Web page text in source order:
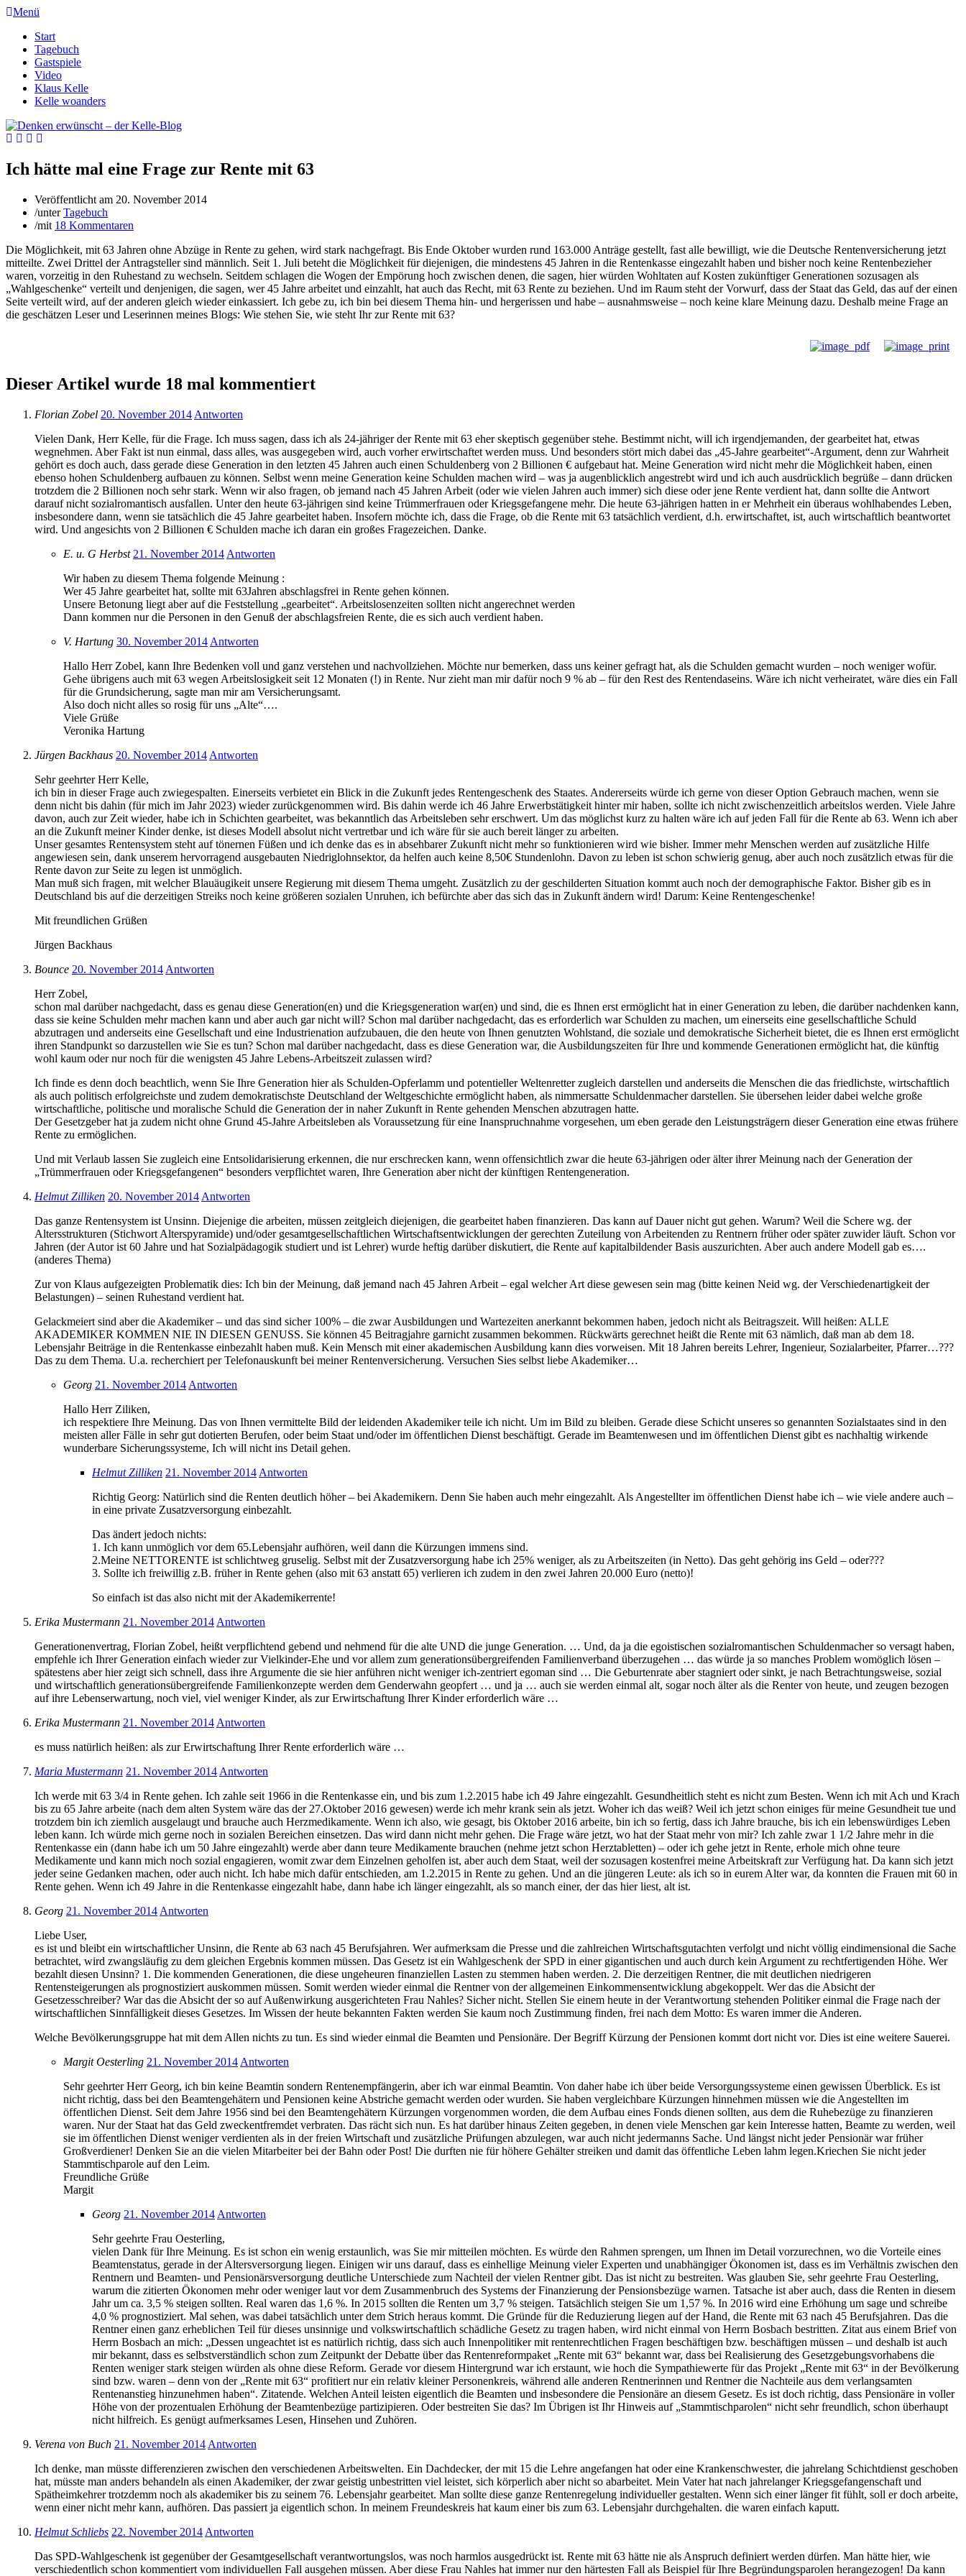
Menü
Start
Tagebuch
Gastspiele
Video
Klaus Kelle
Kelle woanders
Ich hätte mal eine Frage zur Rente mit 63
Veröffentlicht am 20. November 2014
/unterTagebuch
/mit 18 Kommentaren
Die Möglichkeit, mit 63 Jahren ohne Abzüge in Rente zu gehen, wird stark nachgefragt. Bis Ende Oktober wurden rund 163.000 Anträge gestellt, fast alle bewilligt, wie die Deutsche Rentenversicherung jetzt
mitteilte. Zwei Drittel der Antragsteller sind männlich. Seit 1. Juli beteht die Möglichkeit für diejenigen, die mindestens 45 Jahren in die Rentenkasse eingezahlt haben und bisher noch keine Rentenbezieher
waren, vorzeitig in den Ruhestand zu wechseln. Seitdem schlagen die Wogen der Empörung hoch zwischen denen, die sagen, hier würden Wohltaten auf Kosten zukünftiger Generationen sozusagen als
„Wahlgeschenke“ verteilt und denjenigen, die sagen, wer 45 Jahre arbeitet und einzahlt, hat auch das Recht, mit 63 Rente zu beziehen. Und im Raum steht der Vorwurf, dass der Staat das Geld, das auf der einen
Seite verteilt wird, auf der anderen gleich wieder einkassiert. Ich gebe zu, ich bin bei diesem Thema hin- und hergerissen und habe – ausnahmsweise – noch keine klare Meinung dazu. Deshalb meine Frage an
die geschätzen Leser und Leserinnen meines Blogs: Wie stehen Sie, wie steht Ihr zur Rente mit 63?
Dieser Artikel wurde 18 mal kommentiert
Florian Zobel 20. November 2014 Antworten
Vielen Dank, Herr Kelle, für die Frage. Ich muss sagen, dass ich als 24-jähriger der Rente mit 63 eher skeptisch gegenüber stehe. Bestimmt nicht, will ich irgendjemanden, der gearbeitet hat, etwas
wegnehmen. Aber Fakt ist nun einmal, dass alles, was ausgegeben wird, auch vorher erwirtschaftet werden muss. Und besonders stört mich dabei das „45-Jahre gearbeitet“-Argument, denn zur Wahrheit
gehört es doch auch, dass gerade diese Generation in den letzten 45 Jahren auch einen Schuldenberg von 2 Billionen € aufgebaut hat. Meine Generation wird nicht mehr die Möglichkeit haben, einen
ebenso hohen Schuldenberg aufbauen zu können. Selbst wenn meine Generation keine Schulden machen wird – was ja augenblicklich angestrebt wird und ich auch ausdrücklich begrüße – dann drücken
trotzdem die 2 Billionen noch sehr stark. Wenn wir also fragen, ob jemand nach 45 Jahren Arbeit (oder wie vielen Jahren auch immer) sich diese oder jene Rente verdient hat, dann sollte die Antwort
darauf nicht sozialromantisch ausfallen. Unter den heute 63-jährigen sind keine Trümmerfrauen oder Kriegsgefangene mehr. Die heute 63-jährigen hatten in er Mehrheit ein überaus wohlhabendes Leben,
insbesondere dann, wenn sie tatsächlich die 45 Jahre gearbeitet haben. Insofern möchte ich, dass die Frage, ob die Rente mit 63 tatsächlich verdient, d.h. erwirtschaftet, ist, auch wirtschaftlich beantwortet
wird. Und angesichts von 2 Billionen € Schulden mache ich daran ein großes Fragezeichen. Danke.
E. u. G Herbst 21. November 2014 Antworten
Wir haben zu diesem Thema folgende Meinung :
Wer 45 Jahre gearbeitet hat, sollte mit 63Jahren abschlagsfrei in Rente gehen können.
Unsere Betonung liegt aber auf die Feststellung „gearbeitet“. Arbeitslosenzeiten sollten nicht angerechnet werden
Dann kommen nur die Personen in den Genuß der abschlagsfreien Rente, die es sich auch verdient haben.
V. Hartung 30. November 2014 Antworten
Hallo Herr Zobel, kann Ihre Bedenken voll und ganz verstehen und nachvollziehen. Möchte nur bemerken, dass uns keiner gefragt hat, als die Schulden gemacht wurden – noch weniger wofür.
Gehe übrigens auch mit 63 wegen Arbeitslosigkeit seit 12 Monaten (!) in Rente. Nur zieht man mir dafür noch 9 % ab – für den Rest des Rentendaseins. Wäre ich nicht verheiratet, wäre dies ein Fall
für die Grundsicherung, sagte man mir am Versicherungsamt.
Also doch nicht alles so rosig für uns „Alte“….
Viele Grüße
Veronika Hartung
Jürgen Backhaus 20. November 2014 Antworten
Sehr geehrter Herr Kelle,
ich bin in dieser Frage auch zwiegespalten. Einerseits verbietet ein Blick in die Zukunft jedes Rentengeschenk des Staates. Andererseits würde ich gerne von dieser Option Gebrauch machen, wenn sie
denn nicht bis dahin (für mich im Jahr 2023) wieder zurückgenommen wird. Bis dahin werde ich 46 Jahre Erwerbstätigkeit hinter mir haben, sollte ich nicht zwischenzeitlich arbeitslos werden. Viele Jahre
davon, auch zur Zeit wieder, habe ich in Schichten gearbeitet, was bekanntlich das Arbeitsleben sehr erschwert. Um das möglichst kurz zu halten wäre ich auf jeden Fall für die Rente ab 63. Wenn ich aber
an die Zukunft meiner Kinder denke, ist dieses Modell absolut nicht vertretbar und ich wäre für sie auch bereit länger zu arbeiten.
Unser gesamtes Rentensystem steht auf tönernen Füßen und ich denke das es in absehbarer Zukunft nicht mehr so funktionieren wird wie bisher. Immer mehr Menschen werden auf zusätzliche Hilfe
angewiesen sein, dank unserem hervorragend ausgebauten Niedriglohnsektor, da helfen auch keine 8,50€ Stundenlohn. Davon zu leben ist schon schwierig genug, aber auch noch zusätzlich etwas für die
Rente davon zur Seite zu legen ist unmöglich.
Man muß sich fragen, mit welcher Blauäugikeit unsere Regierung mit diesem Thema umgeht. Zusätzlich zu der geschilderten Situation kommt auch noch der demographische Faktor. Bisher gib es in
Deutschland bis auf die derzeitigen Streiks noch keine größeren sozialen Unruhen, ich befürchte aber das sich das in Zukunft ändern wird! Darum: Keine Rentengeschenke!
Mit freundlichen Grüßen
Jürgen Backhaus
Bounce 20. November 2014 Antworten
Herr Zobel,
schon mal darüber nachgedacht, dass es genau diese Generation(en) und die Kriegsgeneration war(en) und sind, die es Ihnen erst ermöglicht hat in einer Generation zu leben, die darüber nachdenken kann,
dass sie keine Schulden mehr machen kann und aber auch gar nicht will? Schon mal darüber nachgedacht, das es erforderlich war Schulden zu machen, um einerseits eine gesellschaftliche Schuld
abzutragen und anderseits eine Gesellschaft und eine Industrienation aufzubauen, die den heute von Ihnen genutzten Wohlstand, die soziale und demokratische Sicherheit bietet, die es Ihnen erst ermöglicht
ihren Standpunkt so darzustellen wie Sie es tun? Schon mal darüber nachgedacht, dass es diese Generation war, die Ausbildungszeiten für Ihre und kommende Generationen ermöglicht hat, die künftig
wohl kaum oder nur noch für die wenigsten 45 Jahre Lebens-Arbeitszeit zulassen wird?
Ich finde es denn doch beachtlich, wenn Sie Ihre Generation hier als Schulden-Opferlamm und potentieller Weltenretter zugleich darstellen und anderseits die Menschen die das friedlichste, wirtschaftlich
als auch politisch erfolgreichste und zudem demokratischste Deutschland der Weltgeschichte ermöglicht haben, als nimmersatte Schuldenmacher darstellen. Sie übersehen leider dabei welche große
wirtschaftliche, politische und moralische Schuld die Generation der in naher Zukunft in Rente gehenden Menschen abzutragen hatte.
Der Gesetzgeber hat ja zudem nicht ohne Grund 45-Jahre Arbeitsleben als Voraussetzung für eine Inanspruchnahme vorgesehen, um eben gerade den Leistungsträgern dieser Generation eine etwas frühere
Rente zu ermöglichen.
Und mit Verlaub lassen Sie zugleich eine Entsolidarisierung erkennen, die nur erschrecken kann, wenn offensichtlich zwar die heute 63-jährigen oder älter ihrer Meinung nach der Generation der
„Trümmerfrauen oder Kriegsgefangenen“ besonders verpflichtet waren, Ihre Generation aber nicht der künftigen Rentengeneration.
Helmut Zilliken 20. November 2014 Antworten
Das ganze Rentensystem ist Unsinn. Diejenige die arbeiten, müssen zeitgleich diejenigen, die gearbeitet haben finanzieren. Das kann auf Dauer nicht gut gehen. Warum? Weil die Schere wg. der
Altersstrukturen (Stichwort Alterspyramide) und/oder gesamtgesellschaftlichen Wirtschaftsentwicklungen der gerechten Zuteilung von Arbeitenden zu Rentnern früher oder später zuwider läuft. Schon vor
Jahren (der Autor ist 60 Jahre und hat Sozialpädagogik studiert und ist Lehrer) wurde heftig darüber diskutiert, die Rente auf kapitalbildender Basis auszurichten. Aber auch andere Modell gab es….
(anderes Thema)
Zur von Klaus aufgezeigten Problematik dies: Ich bin der Meinung, daß jemand nach 45 Jahren Arbeit – egal welcher Art diese gewesen sein mag (bitte keinen Neid wg. der Verschiedenartigkeit der
Belastungen) – seinen Ruhestand verdient hat.
Gelackmeiert sind aber die Akademiker – und das sind sicher 100% – die zwar Ausbildungen und Wartezeiten anerkannt bekommen haben, jedoch nicht als Beitragszeit. Will heißen: ALLE
AKADEMIKER KOMMEN NIE IN DIESEN GENUSS. Sie können 45 Beitragjahre garnicht zusammen bekommen. Rückwärts gerechnet heißt die Rente mit 63 nämlich, daß man ab dem 18.
Lebensjahr Beiträge in die Rentenkasse einbezahlt haben muß. Kein Mensch mit einer akademischen Ausbildung kann dies vorweisen. Mit 18 Jahren bereits Lehrer, Ingenieur, Sozialarbeiter, Pfarrer…???
Das zu dem Thema. U.a. recherchiert per Telefonauskunft bei meiner Rentenversicherung. Versuchen Sies selbst liebe Akademiker…
Georg 21. November 2014 Antworten
Hallo Herr Ziliken,
ich respektiere Ihre Meinung. Das von Ihnen vermittelte Bild der leidenden Akademiker teile ich nicht. Um im Bild zu bleiben. Gerade diese Schicht unseres so genannten Sozialstaates sind in den
meisten aller Fälle in sehr gut dotierten Berufen, oder beim Staat und/oder im öffentlichen Dienst beschäftigt. Gerade im Beamtenwesen und im öffentlichen Dienst gibt es nachhaltig wirkende
wunderbare Sicherungssysteme, Ich will nicht ins Detail gehen.
Helmut Zilliken 21. November 2014 Antworten
Richtig Georg: Natürlich sind die Renten deutlich höher – bei Akademikern. Denn Sie haben auch mehr eingezahlt. Als Angestellter im öffentlichen Dienst habe ich – wie viele andere auch –
in eine private Zusatzversorgung einbezahlt.
Das ändert jedoch nichts:
1. Ich kann unmöglich vor dem 65.Lebensjahr aufhören, weil dann die Kürzungen immens sind.
2.Meine NETTORENTE ist schlichtweg gruselig. Selbst mit der Zusatzversorgung habe ich 25% weniger, als zu Arbeitszeiten (in Netto). Das geht gehörig ins Geld – oder???
3. Sollte ich freiwillig z.B. früher in Rente gehen (also mit 63 anstatt 65) verlieren ich zudem in den zwei Jahren 20.000 Euro (netto)!
So einfach ist das also nicht mit der Akademikerrente!
Erika Mustermann 21. November 2014 Antworten
Generationenvertrag, Florian Zobel, heißt verpflichtend gebend und nehmend für die alte UND die junge Generation. … Und, da ja die egoistischen sozialromantischen Schuldenmacher so versagt haben,
empfehle ich Ihrer Generation einfach wieder zur Vielkinder-Ehe und vor allem zum generationsübergreifenden Familienverband überzugehen … das würde ja so manches Problem womöglich lösen –
spätestens aber hier zeigt sich schnell, dass ihre Argumente die sie hier anführen nicht weniger ich-zentriert egoman sind … Die Geburtenrate aber stagniert oder sinkt, je nach Betrachtungsweise, sozial
und wirtschaftlich generationsübergreifende Familienkonzepte werden dem Genderwahn geopfert … und ja … auch sie werden einmal alt, sogar noch älter als die Renter von heute, und zeugen bezogen
auf ihre Lebenserwartung, noch viel, viel weniger Kinder, als zur Erwirtschaftung Ihrer Kinder erforderlich wäre …
Erika Mustermann 21. November 2014 Antworten
es muss natürlich heißen: als zur Erwirtschaftung Ihrer Rente erforderlich wäre …
Maria Mustermann 21. November 2014 Antworten
Ich werde mit 63 3/4 in Rente gehen. Ich zahle seit 1966 in die Rentenkasse ein, und bis zum 1.2.2015 habe ich 49 Jahre eingezahlt. Gesundheitlich steht es nicht zum Besten. Wenn ich mit Ach und Krach
bis zu 65 Jahre arbeite (nach dem alten System wäre das der 27.Oktober 2016 gewesen) werde ich mehr krank sein als jetzt. Woher ich das weiß? Weil ich jetzt schon einiges für meine Gesundheit tue und
trotzdem bin ich ziemlich ausgelaugt und brauche auch Herzmedikamente. Wenn ich also, wie gesagt, bis Oktober 2016 arbeite, bin ich so fertig, dass ich Jahre brauche, bis ich ein lebenswürdiges Leben
leben kann. Ich würde mich gerne noch in sozialen Bereichen einsetzen. Das wird dann nicht mehr gehen. Die Frage wäre jetzt, wo hat der Staat mehr von mir? Ich zahle zwar 1 1/2 Jahre mehr in die
Rentenkasse ein (dann habe ich um 50 Jahre eingezahlt) werde aber dann teure Medikamente brauchen (nehme jetzt schon Herztabletten) – oder ich gehe jetzt in Rente, erhole mich ohne teure
Medikamente und kann mich noch sozial engagieren, womit zwar dem Einzelnen geholfen ist, aber auch dem Staat, weil der sozusagen kostenfrei meine Arbeitskraft zur Verfügung hat. Da kann sich jetzt
jeder seine Gedanken machen, oder auch nicht. Ich habe mich dafür entschieden, am 1.2.2015 in Rente zu gehen. Und an die jüngeren Leute: als ich so in eurem Alter war, da konnten die Frauen mit 60 in
Rente gehen. Wenn ich 49 Jahre in die Rentenkasse eingezahlt habe, dann habe ich länger eingezahlt, als so manch einer, der das hier liest, alt ist.
Georg 21. November 2014 Antworten
Liebe User,
es ist und bleibt ein wirtschaftlicher Unsinn, die Rente ab 63 nach 45 Berufsjahren. Wer aufmerksam die Presse und die zahlreichen Wirtschaftsgutachten verfolgt und nicht völlig eindimensional die Sache
betrachtet, wird zwangsläufig zu dem gleichen Ergebnis kommen müssen. Das Gesetz ist ein Wahlgeschenk der SPD in einer gigantischen und auch durch kein Argument zu rechtfertigenden Höhe. Wer
bezahlt diesen Unsinn? 1. Die kommenden Generationen, die diese ungeheuren finanziellen Lasten zu stemmen haben werden. 2. Die derzeitigen Rentner, die mit deutlichen niedrigeren
Rentensteigerungen als prognostiziert auskommen müssen. Somit werden wieder einmal die Rentner von der allgemeinen Einkommensentwicklung abgekoppelt. Wer das die Absicht der
Gesetzesschreiber? War das die Absicht der so auf Außenwirkung ausgerichteten Frau Nahles? Sicher nicht. Stellen Sie einem heute in der Verantwortung stehenden Politiker einmal die Frage nach der
wirtschaftlichen Sinnfälligkeit dieses Gesetzes. Im Wissen der heute bekannten Fakten werden Sie kaum noch Zustimmung finden, frei nach dem Motto: Es waren immer die Anderen.
Welche Bevölkerungsgruppe hat mit dem Allen nichts zu tun. Es sind wieder einmal die Beamten und Pensionäre. Der Begriff Kürzung der Pensionen kommt dort nicht vor. Dies ist eine weitere Sauerei.
Margit Oesterling 21. November 2014 Antworten
Sehr geehrter Herr Georg, ich bin keine Beamtin sondern Rentenempfängerin, aber ich war einmal Beamtin. Von daher habe ich über beide Versorgungssysteme einen gewissen Überblick. Es ist
nicht richtig, dass bei den Beamtengehätern und Pensionen keine Abstriche gemacht werden oder wurden. Sie haben vergleichbare Kürzungen hinnehmen müssen wie die Angestellten im
öffentlichen Dienst. Seit dem Jahre 1956 sind bei den Beamtengehätern Kürzungen vorgenommen worden, die dem Aufbau eines Fonds dienen sollten, aus dem die Ruhebezüge zu finanzieren
waren. Nur der Staat hat das Geld zweckentfremdet verbraten. Das rächt sich nun. Es hat darüber hinaus Zeiten gegeben, in denen viele Menschen gar kein Interesse hatten, Beamte zu werden, weil
sie im öffentlichen Dienst weniger verdienten als in der freien Wirtschaft und zusätzliche Prüfungen abzulegen, war auch nicht jedermanns Sache. Und längst nicht jeder Pensionär war früher
Großverdiener! Denken Sie an die vielen Mitarbeiter bei der Bahn oder Post! Die durften nie für höhere Gehälter streiken und damit das öffentliche Leben lahm legen.Kriechen Sie nicht jeder
Stammtischparole auf den Leim.
Freundliche Grüße
Margit
Georg 21. November 2014 Antworten
Sehr geehrte Frau Oesterling,
vielen Dank für Ihre Meinung. Es ist schon ein wenig erstaunlich, was Sie mir mitteilen möchten. Es würde den Rahmen sprengen, um Ihnen im Detail vorzurechnen, wo die Vorteile eines
Beamtenstatus, gerade in der Altersversorgung liegen. Einigen wir uns darauf, dass es einhellige Meinung vieler Experten und unabhängiger Ökonomen ist, dass es im Verhältnis zwischen den
Rentnern und Beamten- und Pensionärsversorgung deutliche Unterschiede zum Nachteil der vielen Rentner gibt. Das ist nicht zu bestreiten. Was glauben Sie, sehr geehrte Frau Oesterling,
warum die zitierten Ökonomen mehr oder weniger laut vor dem Zusammenbruch des Systems der Finanzierung der Pensionsbezüge warnen. Tatsache ist aber auch, dass die Renten in diesem
Jahr um ca. 3,5 % steigen sollten. Real waren das 1,6 %. In 2015 sollten die Renten um 3,7 % steigen. Tatsächlich steigen Sie um 1,57 %. In 2016 wird eine Erhöhung um sage und schreibe
4,0 % prognostiziert. Mal sehen, was dabei tatsächlich unter dem Strich heraus kommt. Die Gründe für die Reduzierung liegen auf der Hand, die Rente mit 63 nach 45 Berufsjahren. Das die
Rentner einen ganz erheblichen Teil für dieses unsinnige und volkswirtschaftlich schädliche Gesetz zu tragen haben, wird nicht einmal von Herrn Bosbach bestritten. Zitat aus einem Brief von
Herrn Bosbach an mich: „Dessen ungeachtet ist es natürlich richtig, dass sich auch Innenpolitiker mit rentenrechtlichen Fragen beschäftigen bzw. beschäftigen müssen – und deshalb ist auch
mir bekannt, dass es selbstverständlich schon zum Zeitpunkt der Debatte über das Rentenreformpaket „Rente mit 63“ bekannt war, dass bei Realisierung des Gesetzgebungsvorhabens die
Renten weniger stark steigen würden als ohne diese Reform. Gerade vor diesem Hintergrund war ich erstaunt, wie hoch die Sympathiewerte für das Projekt „Rente mit 63“ in der Bevölkerung
sind bzw. waren – denn von der „Rente mit 63“ profitiert nur ein relativ kleiner Personenkreis, während alle anderen Rentnerinnen und Rentner die Nachteile aus dem verlangsamten
Rentenanstieg hinzunehmen haben“. Zitatende. Welchen Anteil leisten eigentlich die Beamten und insbesondere die Pensionäre an diesem Gesetz. Es ist doch richtig, dass Pensionäre in voller
Höhe von der prozentualen Erhöhung der Beamtenbezüge partizipieren. Oder bestreiten Sie das? Im Übrigen ist Ihr Hinweis auf „Stammtischparolen“ nicht sehr freundlich, schon überhaupt
nicht hilfreich. Es genügt aufmerksames Lesen, Hinsehen und Zuhören.
Verena von Buch 21. November 2014 Antworten
Ich denke, man müsste differenzieren zwischen den verschiedenen Arbeitswelten. Ein Dachdecker, der mit 15 die Lehre angefangen hat oder eine Krankenschwester, die jahrelang Schichtdienst geschoben
hat, müsste man anders behandeln als einen Akademiker, der zwar geistig unbestritten viel leistet, sich körperlich aber nicht so abarbeitet. Mein Vater hat nach jahrelanger Kriegsgefangenschaft und
Spätheimkehrer trotzdemm noch als akademiker bis zu seinem 76. Lebensjahr gearbeitet. Man sollte diese ganze Rentenregelung individueller gestalten. Wenn sich einer länger fit fühlt, soll er doch arbeite,
wenn einer nicht mehr kann, aufhören. Das passiert ja eigentlich schon. In meinem Freundeskreis hat kaum einer bis zum 63. Lebensjahr durchgehalten. die waren einfach kaputt.
Helmut Schliebs 22. November 2014 Antworten
Das SPD-Wahlgeschenk ist gegenüber der Gesamtgesellschaft verantwortungslos, was noch harmlos ausgedrückt ist. Rente mit 63 hätte nie als Anspruch definiert werden dürfen. Man hätte hier, wie
verschiedentlich schon kommentiert vom individuellen Fall ausgehen müssen. Aber diese Frau Nahles hat immer nur den härtesten Fall als Beispiel für Ihre Begründungsparolen herangezogen! Da kann